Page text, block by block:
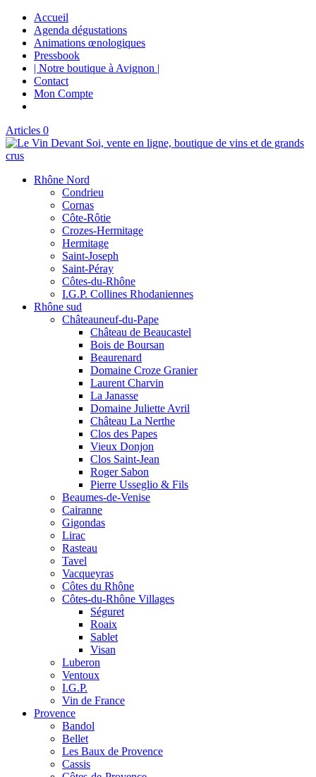
Accueil
Agenda dégustations
Animations œnologiques
Pressbook
| Notre boutique à Avignon |
Contact
Mon Compte
Articles 0
Rhône Nord
Condrieu
Cornas
Côte-Rôtie
Crozes-Hermitage
Hermitage
Saint-Joseph
Saint-Péray
Côtes-du-Rhône
I.G.P. Collines Rhodaniennes
Rhône sud
Châteauneuf-du-Pape
Château de Beaucastel
Bois de Boursan
Beaurenard
Domaine Croze Granier
Laurent Charvin
La Janasse
Domaine Juliette Avril
Château La Nerthe
Clos des Papes
Vieux Donjon
Clos Saint-Jean
Roger Sabon
Pierre Usseglio & Fils
Beaumes-de-Venise
Cairanne
Gigondas
Lirac
Rasteau
Tavel
Vacqueyras
Côtes du Rhône
Côtes-du-Rhône Villages
Séguret
Roaix
Sablet
Visan
Luberon
Ventoux
I.G.P.
Vin de France
Provence
Bandol
Bellet
Les Baux de Provence
Cassis